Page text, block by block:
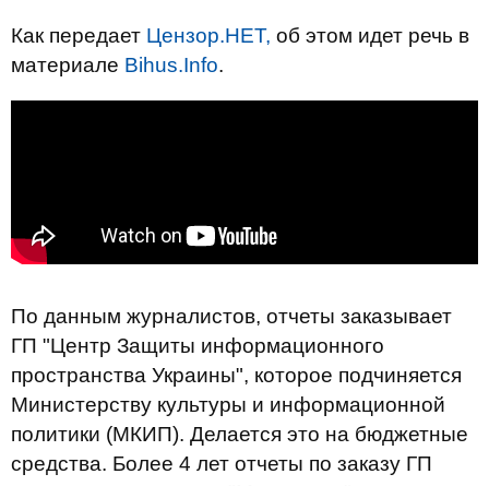
Как передает Цензор.НЕТ, об этом идет речь в
материале Bihus.Info.
По данным журналистов, отчеты заказывает
ГП "Центр Защиты информационного
пространства Украины", которое подчиняется
Министерству культуры и информационной
политики (МКИП). Делается это на бюджетные
средства. Более 4 лет отчеты по заказу ГП